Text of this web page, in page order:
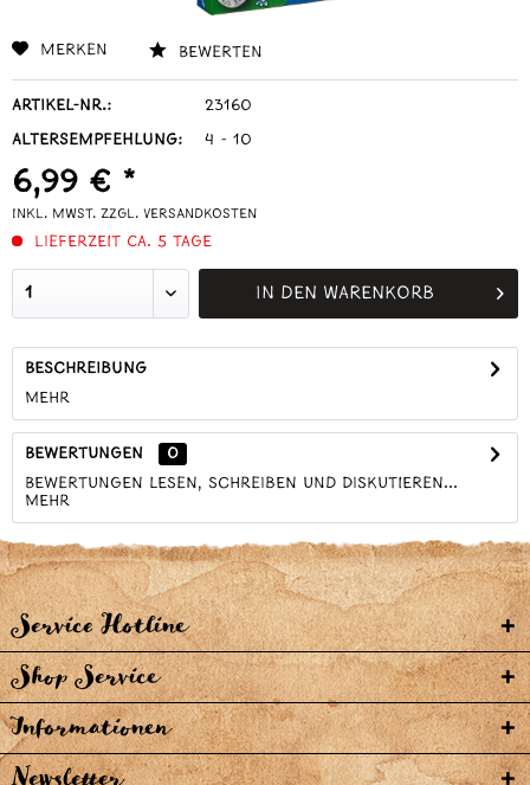
Merken Bewerten
Artikel-Nr.:
23160
Altersempfehlung:
4 - 10
6,99 € *
inkl. MwSt. zzgl. Versandkosten
Lieferzeit ca. 5 Tage
In den Warenkorb
Beschreibung
mehr
Bewertungen
0
Bewertungen lesen, schreiben und diskutieren...
mehr
Service Hotline
Shop Service
Informationen
Newsletter